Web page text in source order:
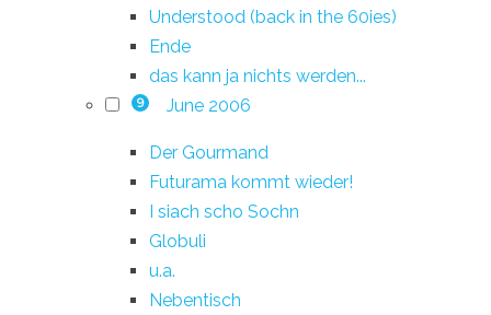
Understood (back in the 60ies)
Ende
das kann ja nichts werden...
9 June 2006
Der Gourmand
Futurama kommt wieder!
I siach scho Sochn
Globuli
u.a.
Nebentisch